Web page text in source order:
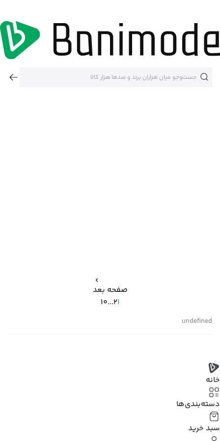
صفحه بعد
1
2
...
10
undefined
خانه
دسته‌بندی‌‌ها
سبد خرید